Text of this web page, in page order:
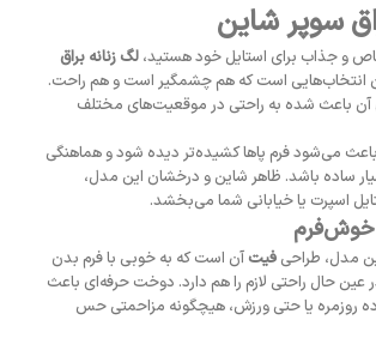
سوپر شاین
و جذاب برای استایل خود هستید، لگ زنانه براق
انتخاب‌هایی است که هم چشمگیر است و هم راحت.
آن باعث شده به راحتی در موقعیت‌های مختلف
می‌شود فرم پاها کشیده‌تر دیده شود و هماهنگی
ساده باشد. ظاهر شاین و درخشان این مدل،
اسپرت یا خیابانی شما می‌بخشد.
مدل، طراحی فیت آن است که به خوبی با فرم بدن
حال راحتی لازم را هم دارد. دوخت حرفه‌ای باعث
روزمره یا حتی ورزش، هیچگونه مزاحمتی حس